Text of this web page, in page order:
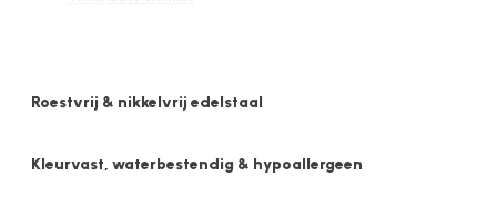
Roestvrij & nikkelvrij edelstaal
Kleurvast, waterbestendig & hypoallergeen